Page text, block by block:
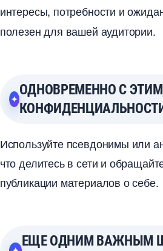
интересы, потребности и
полезен для вашей аудитории.
ОДНОВРЕМЕННО С
Используйте псевдонимы или
что делитесь в сети и
публикации материалов о себе.
ЕЩЕ ОДНИМ ВАЖНЫМ